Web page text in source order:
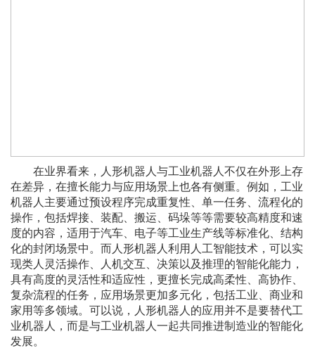
在业界看来，人形机器人与工业机器人不仅在外形上存
在差异，在擅长能力与应用场景上也各有侧重。例如，工业
机器人主要通过预设程序完成重复性、单一任务、流程化的
操作，包括焊接、装配、搬运、码垛等等需要较高精度和速
度的内容，适用于汽车、电子等工业生产线等标准化、结构
化的封闭场景中。而人形机器人利用人工智能技术，可以实
现类人灵活操作、人机交互、决策以及推理的智能化能力，
具有高度的灵活性和适应性，更擅长完成高柔性、高协作、
复杂流程的任务，应用场景更加多元化，包括工业、商业和
家用等多领域。可以说，人形机器人的应用并不是要替代工
业机器人，而是与工业机器人一起共同推进制造业的智能化
发展。